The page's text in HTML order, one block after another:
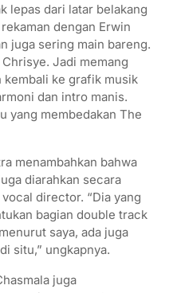
lepas dari latar belakang
dengan Erwin
juga sering main bareng.
Jadi memang
kembali ke grafik musik
dan intro manis.
yang membedakan The
menambahkan bahwa
diarahkan secara
director. “Dia yang
bagian double track
saya, ada juga
situ,” ungkapnya.
juga